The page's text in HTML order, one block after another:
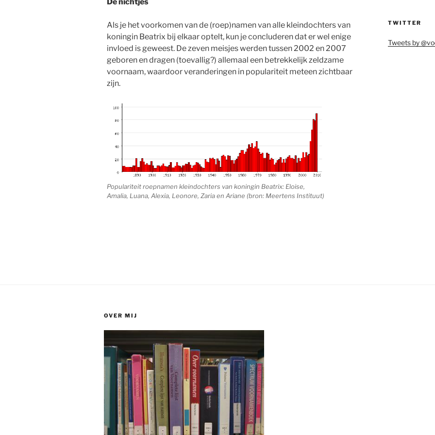
Als je het voorkomen van de (roep)namen van alle kleindochters van
koningin Beatrix bij elkaar optelt, kun je concluderen dat er wel enige
invloed is geweest. De zeven meisjes werden tussen 2002 en 2007
geboren en dragen (toevallig?) allemaal een betrekkelijk zeldzame
voornaam, waardoor veranderingen in populariteit meteen zichtbaar
zijn.
Populariteit roepnamen kleindochters van koningin Beatrix: Eloise,
Amalia, Luana, Alexia, Leonore, Zaria en Ariane (bron: Meertens Instituut)
TWITTER
Tweets by
OVER MIJ